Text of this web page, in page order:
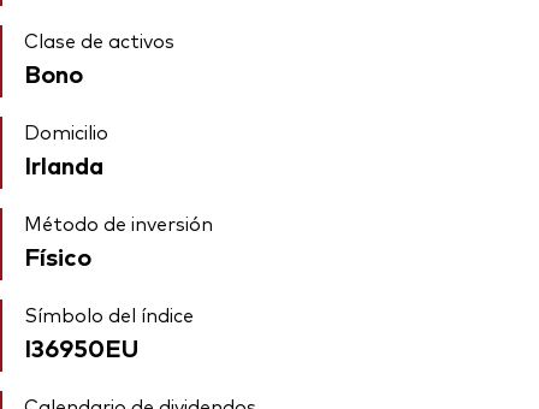
Clase de activos
Bono
Domicilio
Irlanda
Método de inversión
Físico
Símbolo del índice
I36950EU